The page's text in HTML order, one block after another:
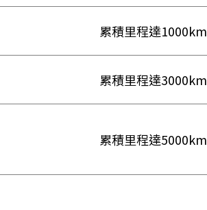
累積里程達1000km
累積里程達3000km
累積里程達5000km